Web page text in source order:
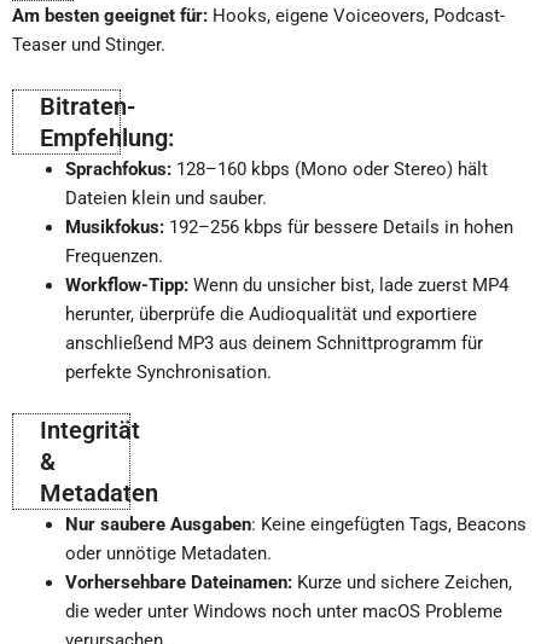
Am besten geeignet für: Hooks, eigene Voiceovers, Podcast-
Teaser und Stinger.
Bitraten-
Empfehlung:
Sprachfokus:128–160 kbps (Mono oder Stereo) hält
Dateien klein und sauber.
Musikfokus:192–256 kbps für bessere Details in hohen
Frequenzen.
Workflow-Tipp:Wenn du unsicher bist, lade zuerst MP4
herunter, überprüfe die Audioqualität und exportiere
anschließend MP3 aus deinem Schnittprogramm für
perfekte Synchronisation.
Integrität
&
Metadaten
Nur saubere Ausgaben: Keine eingefügten Tags, Beacons
oder unnötige Metadaten.
Vorhersehbare Dateinamen:Kurze und sichere Zeichen,
die weder unter Windows noch unter macOS Probleme